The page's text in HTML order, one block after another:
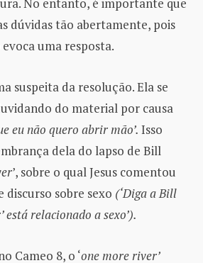
No entanto, é importante que
dúvidas tão abertamente, pois
uma resposta.
suspeita da resolução. Ela se
do material por causa
eu não quero abrir mão’. Isso
dela do lapso de Bill
’, sobre o qual Jesus comentou
discurso sobre sexo (‘Diga a Bill
está relacionado a sexo’).
Cameo 8, o ‘one more river’